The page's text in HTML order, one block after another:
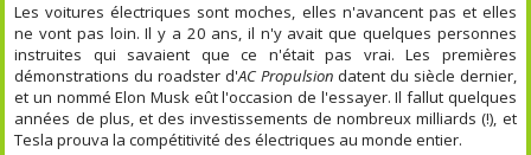
Les voitures électriques sont moches, elles n'avancent pas et elles
ne vont pas loin. Il y a 20 ans, il n'y avait que quelques personnes
instruites qui savaient que ce n'était pas vrai. Les premières
démonstrations du roadster d'AC Propulsion datent du siècle dernier,
et un nommé Elon Musk eût l'occasion de l'essayer. Il fallut quelques
années de plus, et des investissements de nombreux milliards (!), et
Tesla prouva la compétitivité des électriques au monde entier.